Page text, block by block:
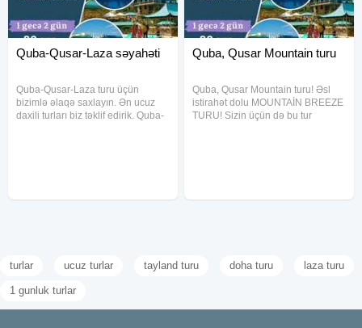
Quba-Qusar-Laza səyahəti
Quba-Qusar-Laza turu üçün
bizimlə əlaqə saxlayın. Ən ucuz
daxili turları biz təklif edirik. Quba-
Quba, Qusar Mountain turu
Quba, Qusar Mountain turu! Əsl
istirahət dolu MOUNTAİN BREEZE
TURU! Sizin üçün də bu tur
turlar ucuz turlar tayland turu doha turu laza turu
1 gunluk turlar